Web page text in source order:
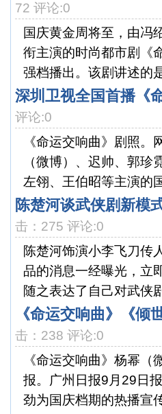
72 评论:0
国庆黄金周将至，由冯
衔主演的时尚都市剧《
强档播出。该剧讲述的
深圳卫视全国首播《
评论:0
《命运交响曲》剧照
（微博）、迟帅、郭
左翎、王伯昭等主演的
陈楚河谈武侠剧新模
击：275 评论:0
陈楚河饰演小李飞刀传
品的消息一经曝光，立
随之表达了自己对武侠
《命运交响曲》《倾
击：238 评论:0
《命运交响曲》杨幂
报。广州日报9月29日
劲为国庆档期的热播宣